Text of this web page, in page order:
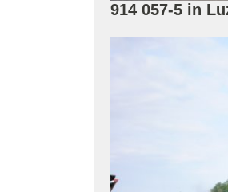
914 057-5 in